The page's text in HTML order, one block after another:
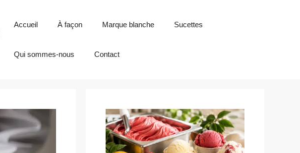
Accueil À façon Marque blanche Sucettes
Qui sommes-nous Contact